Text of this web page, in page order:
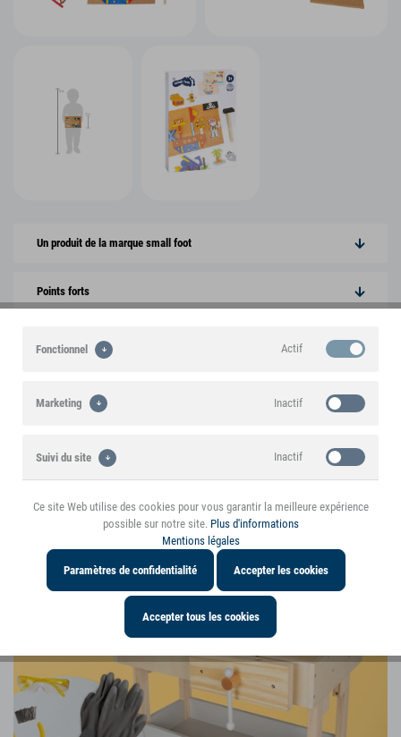
Un produit de la marque small foot
Points forts
Caractéristiques du produit
Ce produit est mentionné dans le blog
propos de l'article
Fonctionnel Actif
Marketing Inactif
Suivi du site Inactif
Personnalisation Inactif
Ce site Web utilise des cookies pour vous garantir la meilleure expérience
possible sur notre site. Plus d'informations
Mentions légales
Paramètres de confidentialité Accepter les cookies
Accepter tous les cookies